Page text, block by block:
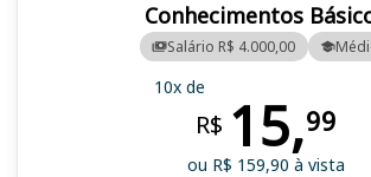
Conhecimentos
Salário R$ 4.000,00
10x de
R$ 15,99
ou R$ 159,90 à vista